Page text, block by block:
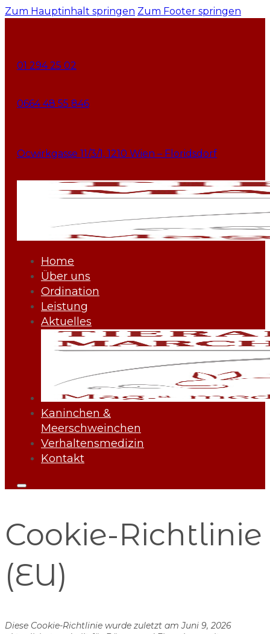
Zum Hauptinhalt springen Zum Footer springen
01 294 25 02
0664 48 55 846
Ocwirkgasse 11/3/1, 1210 Wien – Floridsdorf
Home
Über uns
Ordination
Leistung
Aktuelles
Kaninchen &
Meerschweinchen
Verhaltensmedizin
Kontakt
Cookie-Richtlinie
(EU)
Diese Cookie-Richtlinie wurde zuletzt am Juni 9, 2026